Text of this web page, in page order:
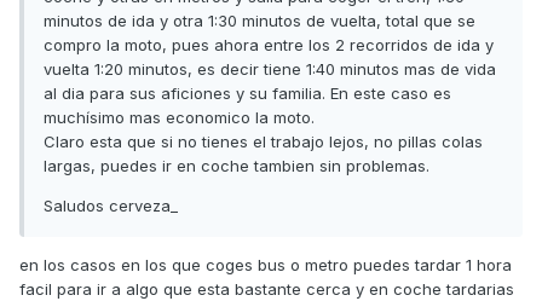
minutos de ida y otra 1:30 minutos de vuelta, total que se
compro la moto, pues ahora entre los 2 recorridos de ida y
vuelta 1:20 minutos, es decir tiene 1:40 minutos mas de vida
al dia para sus aficiones y su familia. En este caso es
muchísimo mas economico la moto.
Claro esta que si no tienes el trabajo lejos, no pillas colas
largas, puedes ir en coche tambien sin problemas.
Saludos cerveza_
en los casos en los que coges bus o metro puedes tardar 1 hora
facil para ir a algo que esta bastante cerca y en coche tardarias